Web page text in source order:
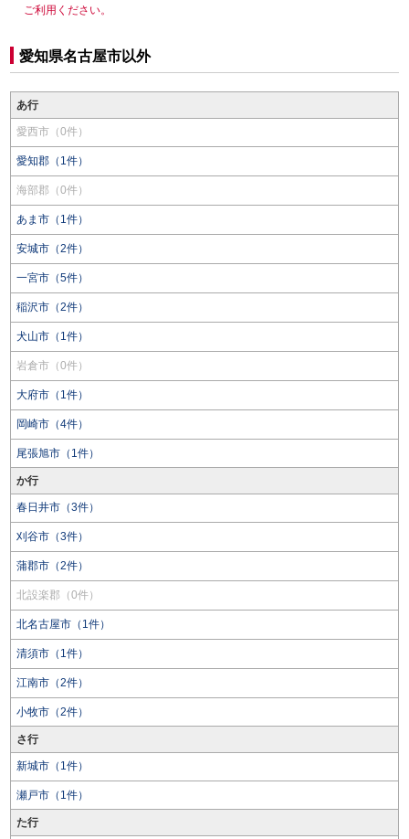
ご利用ください。
愛知県名古屋市以外
あ行
愛西市（0件）
愛知郡（1件）
海部郡（0件）
あま市（1件）
安城市（2件）
一宮市（5件）
稲沢市（2件）
犬山市（1件）
岩倉市（0件）
大府市（1件）
岡崎市（4件）
尾張旭市（1件）
か行
春日井市（3件）
刈谷市（3件）
蒲郡市（2件）
北設楽郡（0件）
北名古屋市（1件）
清須市（1件）
江南市（2件）
小牧市（2件）
さ行
新城市（1件）
瀬戸市（1件）
た行